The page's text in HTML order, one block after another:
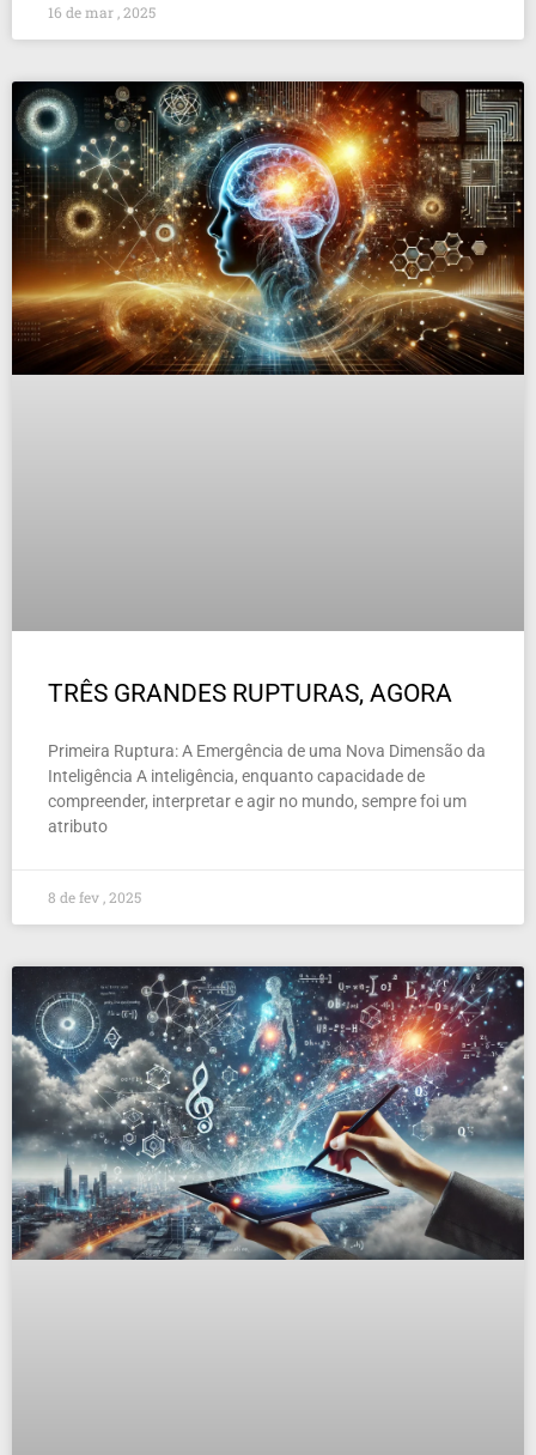
16 de mar , 2025
TRÊS GRANDES RUPTURAS, AGORA
Primeira Ruptura: A Emergência de uma Nova Dimensão da
Inteligência A inteligência, enquanto capacidade de
compreender, interpretar e agir no mundo, sempre foi um
atributo
8 de fev , 2025